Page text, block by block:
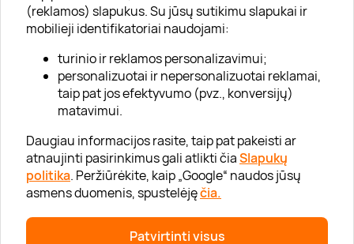
(reklamos) slapukus. Su jūsų sutikimu slapukai ir
mobilieji identifikatoriai naudojami:
turinio ir reklamos personalizavimui;
personalizuotai ir nepersonalizuotai reklamai,
taip pat jos efektyvumo (pvz., konversijų)
matavimui.
Daugiau informacijos rasite, taip pat pakeisti ar
atnaujinti pasirinkimus gali atlikti čiaSlapukų
politika. Peržiūrėkite, kaip „Google“ naudos jūsų
asmens duomenis, spustelėjęčia.
Patvirtinti visus
Karjera
Visi partneriai
Kontaktai
Tinklaraštis
Informacija